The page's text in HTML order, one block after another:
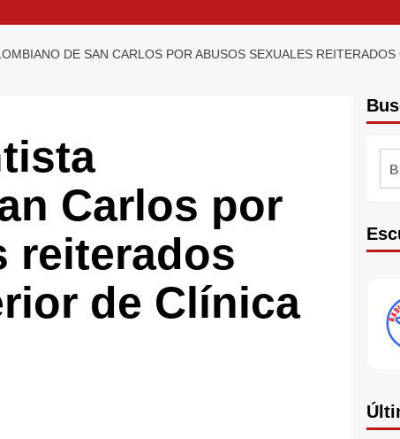
DE SAN CARLOS POR ABUSOS SEXUALES
Carlos por
reiterados
de Clínica